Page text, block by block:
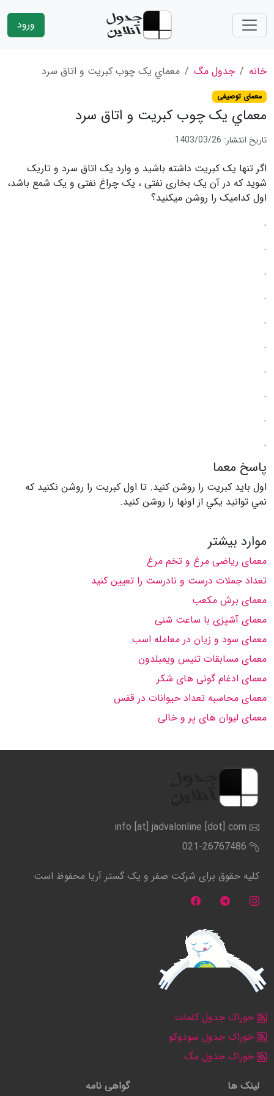
ورود
خانه جدول مگ معماي يک چوب کبريت و اتاق سرد
معمای توصیفی
معماي يک چوب کبريت و اتاق سرد
تاریخ انتشار: 1403/03/26
اگر تنها یک کبریت داشته باشید و وارد یک اتاق سرد و تاریک
شوید که در آن یک بخاری نفتی ، یک چراغ نفتی و یک شمع باشد،
اول کدامیک را روشن میکنید؟
.
.
.
.
.
.
.
.
.
.
پاسخ معما
اول بايد کبريت را روشن کنيد. تا اول کبريت را روشن نکنيد که
نمي توانيد يکي از اونها را روشن کنید.
موارد بیشتر
معمای ریاضی مرغ و تخم مرغ
تعداد جملات درست و نادرست را تعیین کنید
معمای برش مکعب
معمای آشپزی با ساعت شنی
معمای سود و زیان در معامله اسب
معمای مسابقات تنیس ویمبلدون
معمای ادغام گونی های شکر
معمای محاسبه تعداد حیوانات در قفس
معمای لیوان های پر و خالی
info [at] jadvalonline [dot] com
021-26767486
کلیه حقوق برای شرکت صفر و یک گستر آریا محفوظ است
خوراک جدول کلمات
خوراک جدول سودوکو
خوراک جدول مگ
لینک ها
گواهی نامه